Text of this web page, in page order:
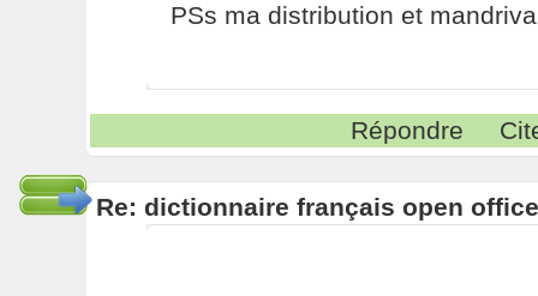
PSs ma distribution et
Répondre
Re: dictionnaire français open